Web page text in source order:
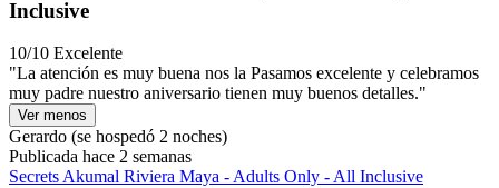
Inclusive
10/10 Excelente
"La atención es muy buena nos la Pasamos excelente y celebramos
muy padre nuestro aniversario tienen muy buenos detalles."
Ver menos
Gerardo (se hospedó 2 noches)
Publicada hace 2 semanas
Secrets Akumal Riviera Maya - Adults Only - All Inclusive